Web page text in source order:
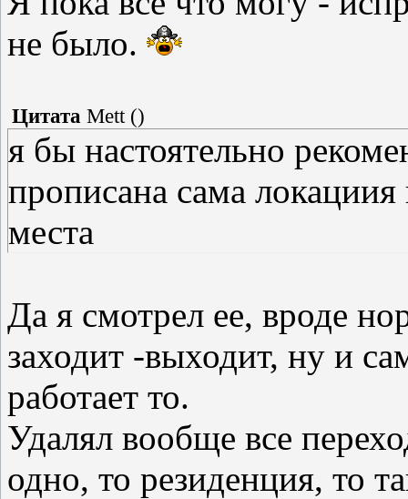
не было.
Цитата Mett()
я бы настоятельно
прописана сама
места
Да я смотрел ее, вроде
заходит -выходит, ну и
работает то.
Удалял вообще все
одно, то резиденция, то